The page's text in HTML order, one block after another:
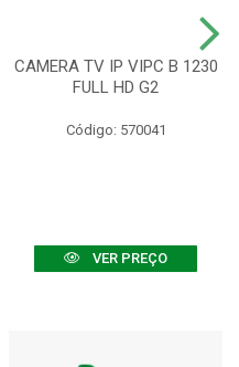
CAMERA TV IP VIPC B 1230
FULL HD G2
Código: 570041
VER PREÇO